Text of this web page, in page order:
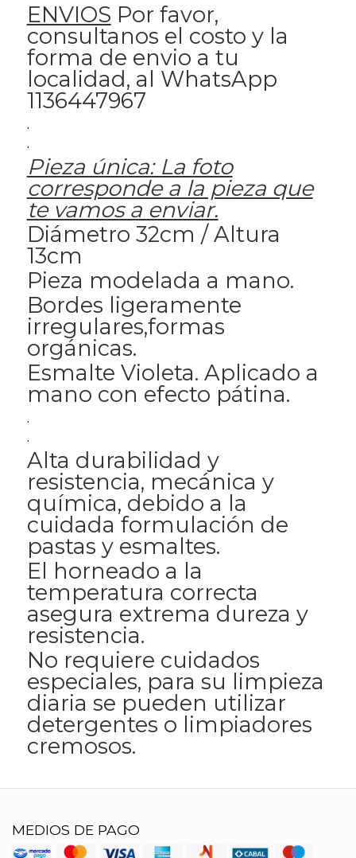
ENVIOS Por favor,
consultanos el costo y la
forma de envio a tu
localidad, al WhatsApp
1136447967
.
.
Pieza única: La foto
corresponde a la pieza que
te vamos a enviar.
Diámetro 32cm / Altura
13cm
Pieza modelada a mano.
Bordes ligeramente
irregulares,formas
orgánicas.
Esmalte Violeta. Aplicado a
mano con efecto pátina.
.
.
Alta durabilidad y
resistencia, mecánica y
química, debido a la
cuidada formulación de
pastas y esmaltes.
El horneado a la
temperatura correcta
asegura extrema dureza y
resistencia.
No requiere cuidados
especiales, para su limpieza
diaria se pueden utilizar
detergentes o limpiadores
cremosos.
MEDIOS DE PAGO